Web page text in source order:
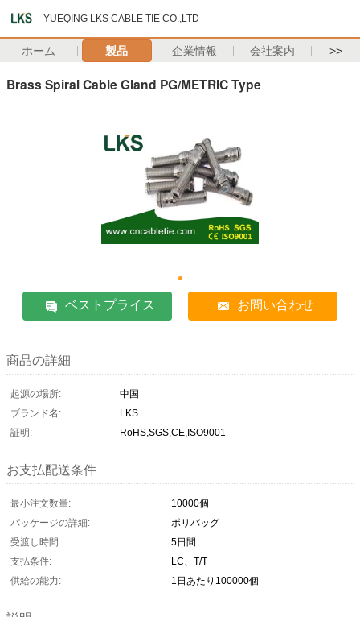
YUEQING LKS CABLE TIE CO.,LTD
ホーム 製品 企業情報 会社案内 >>
Brass Spiral Cable Gland PG/METRIC Type
ベストプライス お問い合わせ
商品の詳細
起源の場所:
中国
ブランド名:
LKS
証明:
RoHS,SGS,CE,ISO9001
お支払配送条件
最小注文数量:
10000個
パッケージの詳細:
ポリバッグ
受渡し時間:
5日間
支払条件:
LC、T/T
供給の能力:
1日あたり100000個